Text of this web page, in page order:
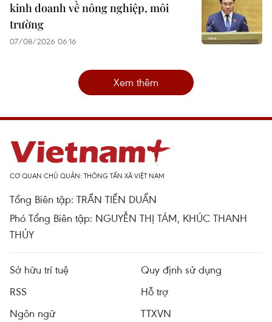
kinh doanh về nông nghiệp, môi
trường
07/08/2026 06:16
Xem thêm
CƠ QUAN CHỦ QUẢN: THÔNG TẤN XÃ VIỆT NAM
Tổng Biên tập: TRẦN TIẾN DUẨN
Phó Tổng Biên tập: NGUYỄN THỊ TÁM, KHÚC THANH
THỦY
Sở hữu trí tuệ
Quy định sử dụng
RSS
Hỗ trợ
Ngôn ngữ
TTXVN